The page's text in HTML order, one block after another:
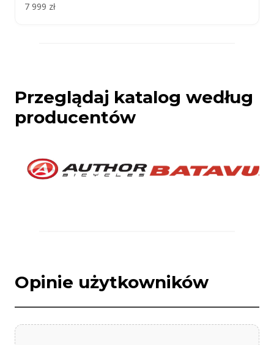
7 999 zł
Przeglądaj katalog według
producentów
Opinie użytkowników